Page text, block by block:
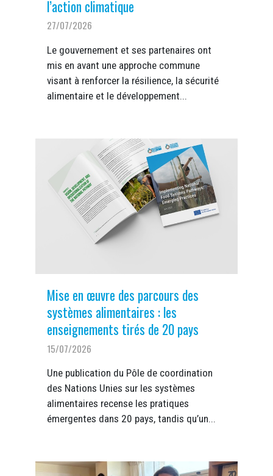
l’action climatique
27/07/2026
Le gouvernement et ses partenaires ont
mis en avant une approche commune
visant à renforcer la résilience, la sécurité
alimentaire et le développement...
Mise en œuvre des parcours des
systèmes alimentaires : les
enseignements tirés de 20 pays
15/07/2026
Une publication du Pôle de coordination
des Nations Unies sur les systèmes
alimentaires recense les pratiques
émergentes dans 20 pays, tandis qu’un...